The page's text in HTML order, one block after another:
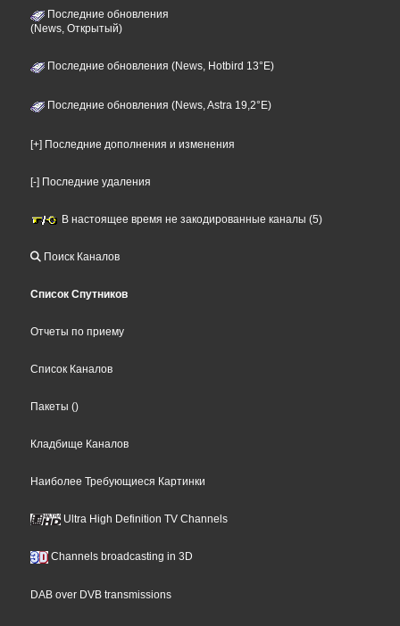
Последние обновления
(News, Открытый)
Последние обновления (News, Hotbird 13°E)
Последние обновления (News, Astra 19,2°E)
[+] Последние дополнения и изменения
[-] Последние удаления
В настоящее время не закодированные каналы (5)
Поиск Каналов
Список Спутников
Отчеты по приему
Список Каналов
Пакеты ()
Кладбище Каналов
Наиболее Требующиеся Картинки
Ultra High Definition TV Channels
Channels broadcasting in 3D
DAB over DVB transmissions